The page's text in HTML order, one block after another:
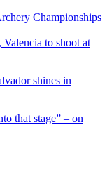
Championships
to shoot at
shines in
that stage” – on